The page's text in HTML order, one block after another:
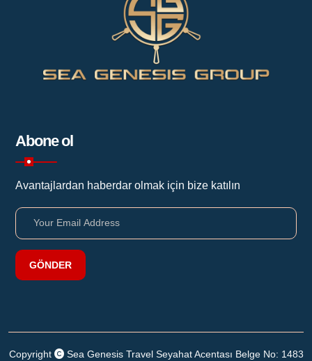
Abone ol
Avantajlardan haberdar olmak için bize katılın
GÖNDER
Copyright Sea Genesis Travel Seyahat Acentası Belge No: 1483